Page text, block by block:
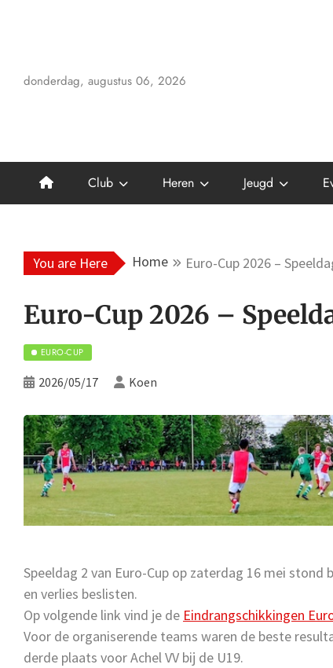
donderdag, augustus 06, 2026
Club Heren Jeugd
You are Here Home Euro-Cup 2026 –
Euro-Cup 2026 –
EURO-CUP
2026/05/17 Koen
Speeldag 2 van Euro-Cup op zaterdag 16 mei
en verlies beslisten.
Op volgende link vind je de Eindrangschikkingen
Voor de organiserende teams waren de beste
derde plaats voor Achel VV bij de U19.